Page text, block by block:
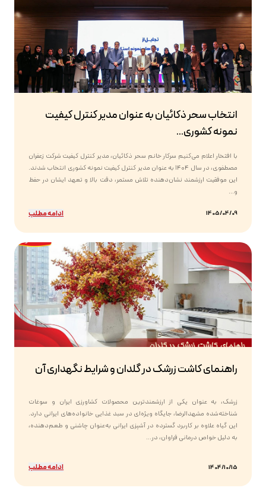
انتخاب سحر ذکائیان به عنوان مدیر کنترل کیفیت
نمونه کشوری...
با افتخار اعلام می‌کنیم سرکار خانم سحر ذکائیان، مدیر کنترل کیفیت شرکت زعفران
مصطفوی، در سال ۱۴۰۴ به عنوان مدیر کنترل کیفیت نمونه کشوری انتخاب شدند.
این موفقیت ارزشمند نشان‌دهنده تلاش مستمر، دقت بالا و تعهد ایشان در حفظ
و...
1405/04/09 ادامه مطلب
راهنمای کاشت زرشک در گلدان و شرایط نگهداری آن
زرشک، به عنوان یکی از ارزشمندترین محصولات کشاورزی ایران و سوغات
شناخته‌شده مشهدالرضا، جایگاه ویژه‌ای در سبد غذایی خانواده‌های ایرانی دارد.
این گیاه علاوه بر کاربرد گسترده در آشپزی ایرانی به‌عنوان چاشنی و طعم‌دهنده،
به دلیل خواص درمانی فراوان، در...
1404/10/15 ادامه مطلب